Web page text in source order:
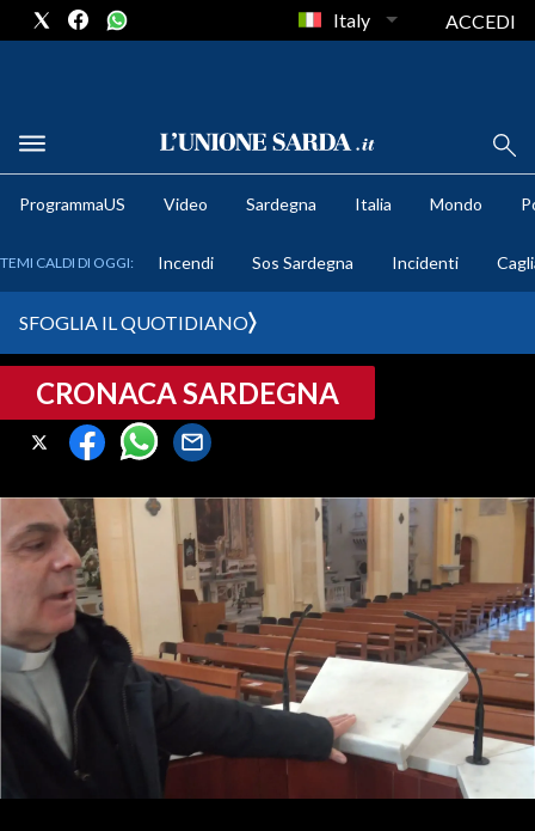
METEO
CRONACA SARDEGNA
CAGLIARI
SULCIS IGLESIENTE
MEDIO CAMPIDANO
ORISTANO E PROVINCIA
SASSARI E PROVINCIA
GALLURA
NUORO E PROVINCIA
OGLIASTRA
AGENDA
Italy ACCEDI
ProgrammaUS Video Sardegna Italia Mondo
TEMI CALDI DI OGGI: Incendi Sos Sardegna Incidenti
SFOGLIA IL QUOTIDIANO
CRONACA SARDEGNA